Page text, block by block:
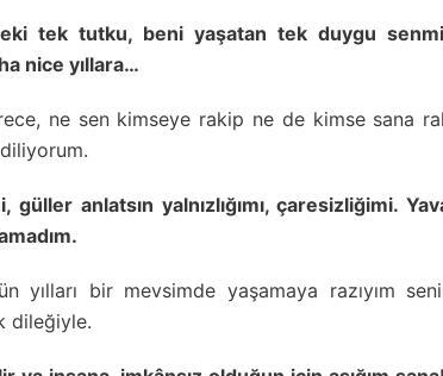
tek tutku, beni yaşatan tek duygu
nice yıllara…
ne sen kimseye rakip ne de kimse sana
anlatsın yalnızlığımı, çaresizliğimi.
yılları bir mevsimde yaşamaya razıyım
dileğiyle.